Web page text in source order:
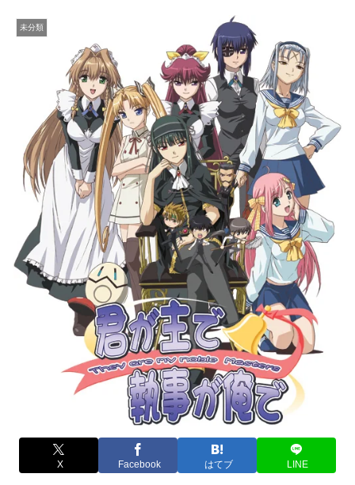
未分類
X Facebook はてブ LINE